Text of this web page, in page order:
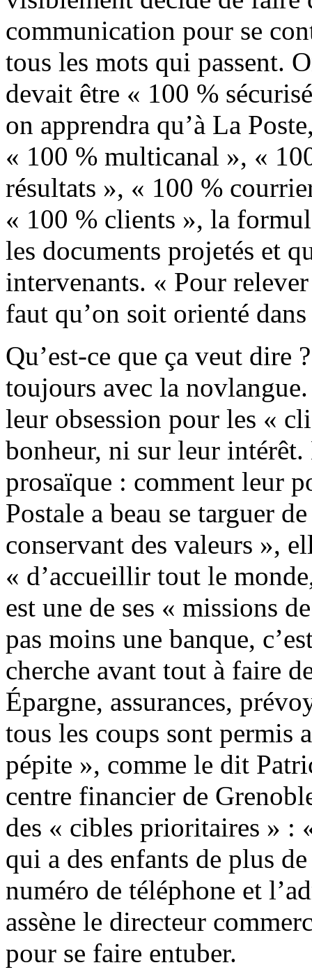
communication pour se
tous les mots qui passent.
devait être « 100 %
on apprendra qu’à La
« 100 % multicanal », «
résultats », « 100 %
« 100 % clients », la
les documents projetés et
intervenants. « Pour
faut qu’on soit orienté
Qu’est-ce que ça veut dire
toujours avec la
leur obsession pour les «
bonheur, ni sur leur
prosaïque : comment leur
Postale a beau se targuer
conservant des valeurs »,
« d’accueillir tout le
est une de ses « missions
pas moins une banque,
cherche avant tout à faire
Épargne, assurances,
tous les coups sont permis
pépite », comme le dit
centre financier de
des « cibles prioritaires » :
qui a des enfants de plus
numéro de téléphone et
assène le directeur
pour se faire entuber.